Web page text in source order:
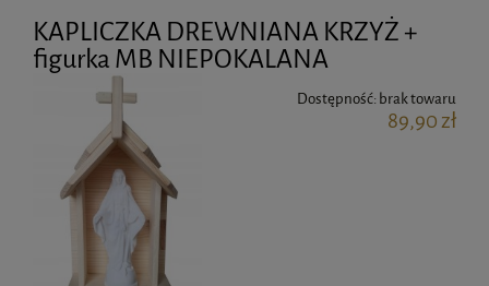
KAPLICZKA DREWNIANA KRZYŻ +
figurka MB NIEPOKALANA
Dostępność: brak towaru
89,90 zł